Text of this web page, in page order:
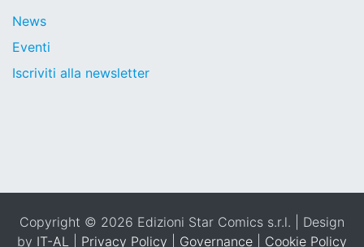
News
Eventi
Iscriviti alla newsletter
Copyright © 2026 Edizioni Star Comics s.r.l. | Design
by IT-AL Privacy Policy Governance Cookie Policy